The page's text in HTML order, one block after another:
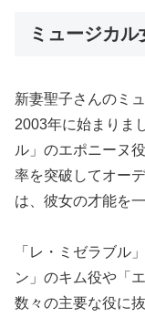
ミュージカ
新妻聖子さんのミ
2003年に始まりま
ル」のエポニーヌ
率を突破してオー
は、彼女の才能を
「レ・ミゼラブル
ン」のキム役や「
数々の主要な役に